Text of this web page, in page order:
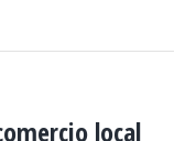
local